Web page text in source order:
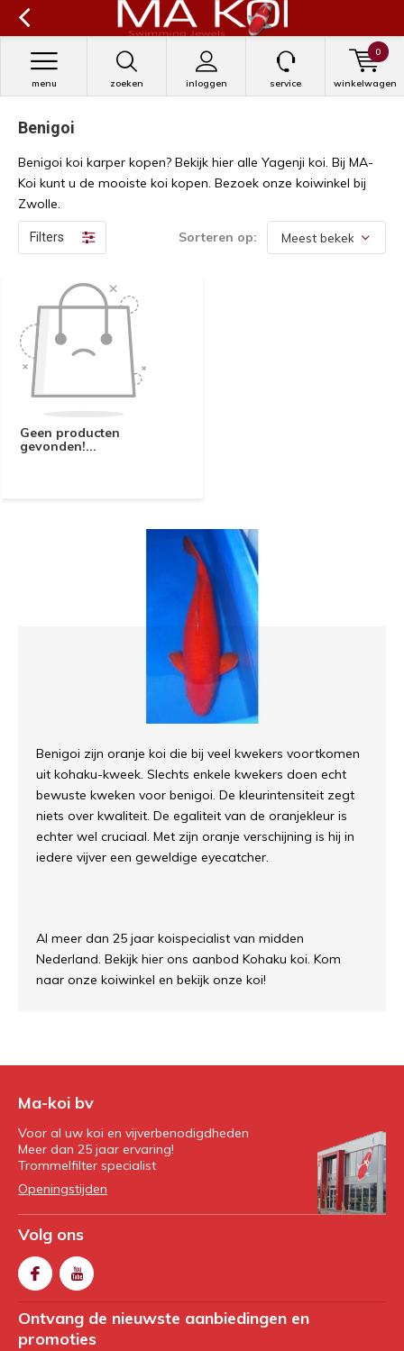
zoeken inloggen
menu service winkelwagen
0
Benigoi
Benigoi koi karper kopen? Bekijk hier alle Yagenji koi. Bij MA-
Koi kunt u de mooiste koi kopen. Bezoek onze koiwinkel bij
Zwolle.
Filters Sorteren op:
Geen producten
gevonden!...
Benigoi zijn oranje koi die bij veel kwekers voortkomen
uit kohaku-kweek. Slechts enkele kwekers doen echt
bewuste kweken voor benigoi. De kleurintensiteit zegt
niets over kwaliteit. De egaliteit van de oranjekleur is
echter wel cruciaal. Met zijn oranje verschijning is hij in
iedere vijver een geweldige eyecatcher.
Al meer dan 25 jaar koispecialist van midden
Nederland. Bekijk hier ons aanbod Kohaku koi. Kom
naar onze koiwinkel en bekijk onze koi!
Ma-koi bv
Voor al uw koi en vijverbenodigdheden
Meer dan 25 jaar ervaring!
Trommelfilter specialist
Openingstijden
Volg ons
Ontvang de nieuwste aanbiedingen en
promoties